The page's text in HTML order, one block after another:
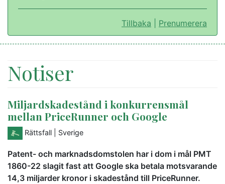
Tillbaka Prenumerera
Notiser
Miljardskadestånd i konkurrensmål
mellan PriceRunner och Google
Rättsfall | Sverige
Patent- och marknadsdomstolen har i dom i mål PMT
1860-22 slagit fast att Google ska betala motsvarande
14,3 miljarder kronor i skadestånd till PriceRunner.